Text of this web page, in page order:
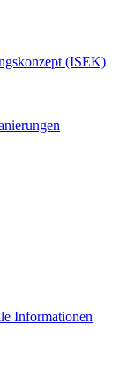
(ISEK)
Informationen